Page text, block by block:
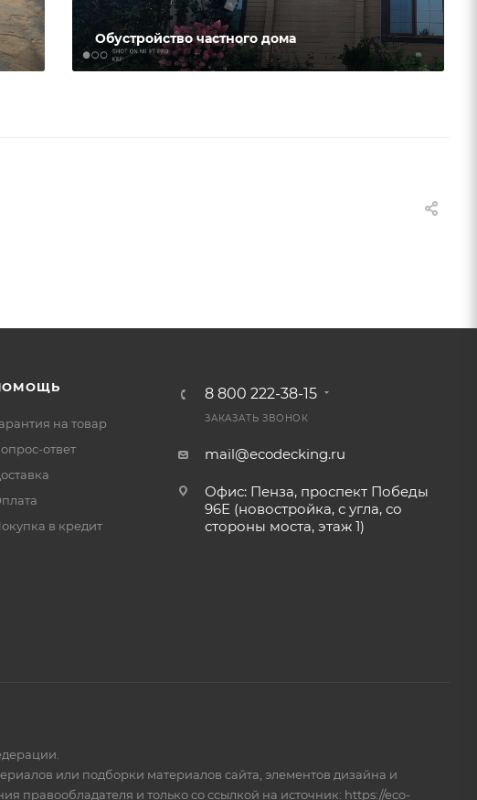
Обустройство частного дома
на товар
ответ
в кредит
8 800 222-38-15
ЗАКАЗАТЬ ЗВОНОК
mail@ecodecking.ru
Офис: Пенза, проспект Победы
96Е (новостройка, с угла, со
стороны моста, этаж 1)
или подборки материалов сайта, элементов дизайна и
правообладателя и только со ссылкой на источник: https://eco-